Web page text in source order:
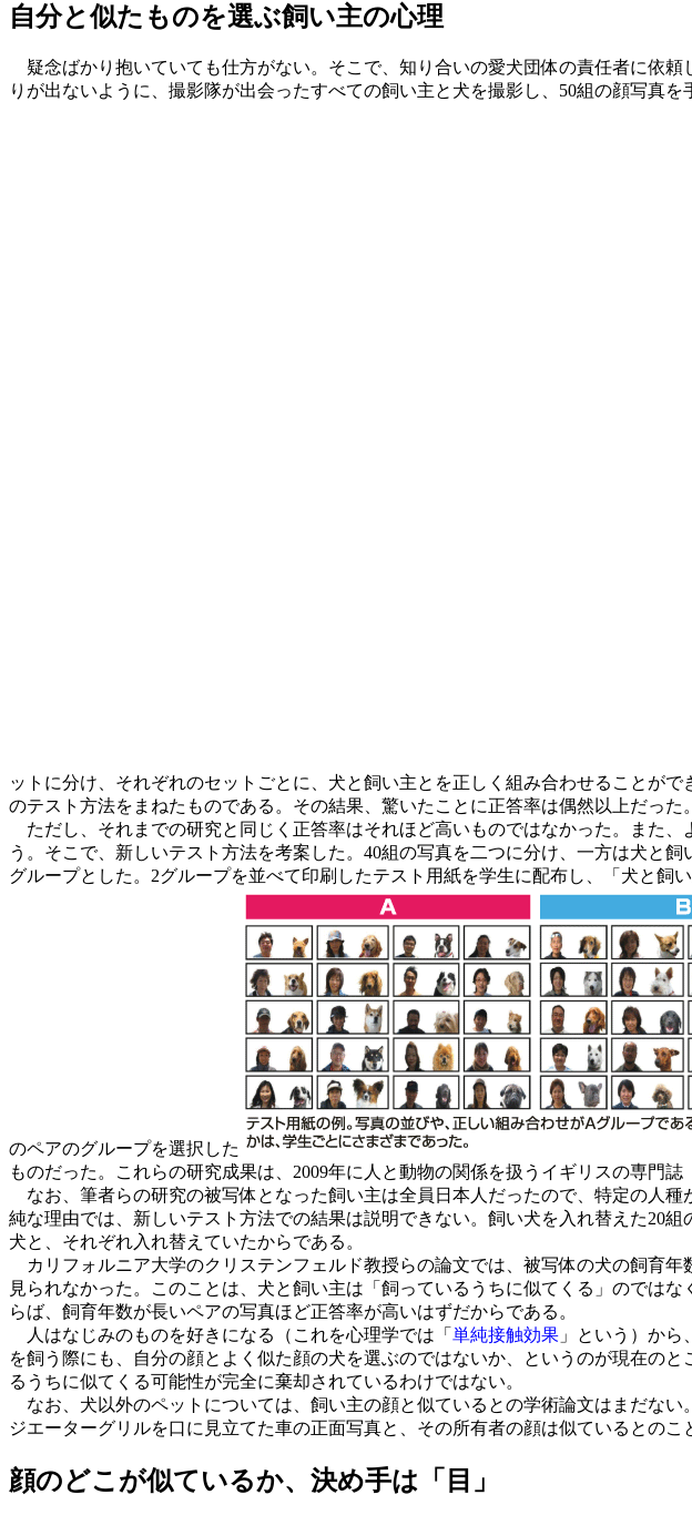
自分と似たものを選ぶ飼い主の心理
疑念ばかり抱いていても仕方がない。そこで、知り合いの愛犬団体の責任者に依
りが出ないように、撮影隊が出会ったすべての飼い主と犬を撮影し、50組の顔写真
ットに分け、それぞれのセットごとに、犬と飼い主とを正しく組み合わせることがで
のテスト方法をまねたものである。その結果、驚いたことに正答率は偶然以上だった。
ただし、それまでの研究と同じく正答率はそれほど高いものではなかった。また
う。そこで、新しいテスト方法を考案した。40組の写真を二つに分け、一方は犬と
グループとした。2グループを並べて印刷したテスト用紙を学生に配布し、「犬と飼
のペアのグループを選択した
ものだった。これらの研究成果は、2009年に人と動物の関係を扱うイギリスの専門誌
なお、筆者らの研究の被写体となった飼い主は全員日本人だったので、特定の人
純な理由では、新しいテスト方法での結果は説明できない。飼い犬を入れ替えた20
犬と、それぞれ入れ替えていたからである。
カリフォルニア大学のクリステンフェルド教授らの論文では、被写体の犬の飼育
見られなかった。このことは、犬と飼い主は「飼っているうちに似てくる」のでは
らば、飼育年数が長いペアの写真ほど正答率が高いはずだからである。
人はなじみのものを好きになる（これを心理学では「 単純接触効果 」という）か
を飼う際にも、自分の顔とよく似た顔の犬を選ぶのではないか、というのが現在の
るうちに似てくる可能性が完全に棄却されているわけではない。
なお、犬以外のペットについては、飼い主の顔と似ているとの学術論文はまだな
ジエーターグリルを口に見立てた車の正面写真と、その所有者の顔は似ているとの
顔のどこが似ているか、決め手は「目」